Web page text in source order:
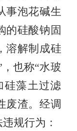
事泡花碱生
的硅酸钠固
溶解制成硅
也称“水玻
硅藻土过滤
废渣。经调
规行为：